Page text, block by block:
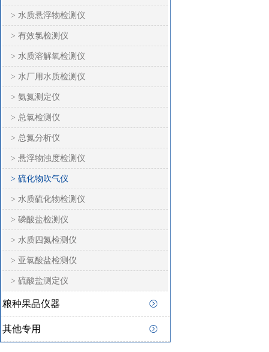
> 水质悬浮物检测仪
> 有效氯检测仪
> 水质溶解氧检测仪
> 水厂用水质检测仪
> 氨氮测定仪
> 总氯检测仪
> 总氮分析仪
> 悬浮物浊度检测仪
> 硫化物吹气仪
> 水质硫化物检测仪
> 磷酸盐检测仪
> 水质四氮检测仪
> 亚氯酸盐检测仪
> 硫酸盐测定仪
粮种果品仪器
其他专用